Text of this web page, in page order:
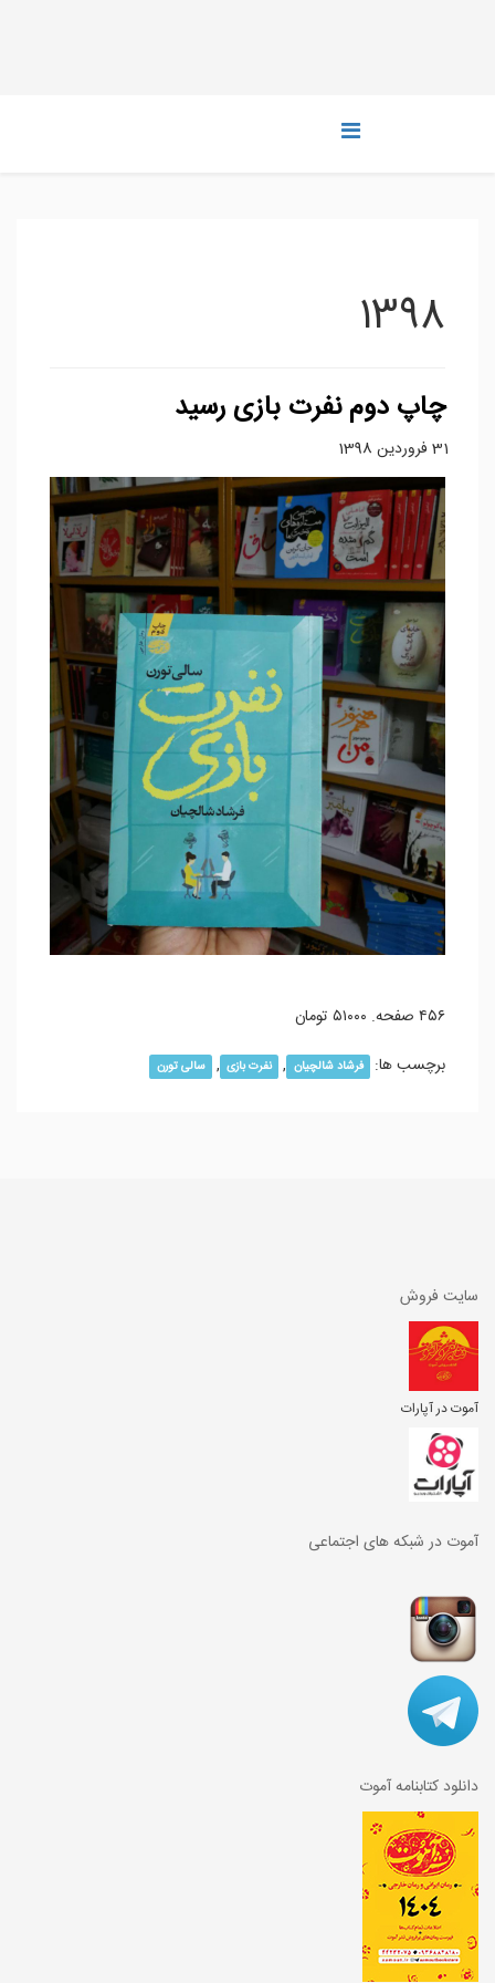
1398
چاپ دوم نفرت بازی رسید
31 فروردين 1398
۴۵۶ صفحه. ۵۱۰۰۰ تومان
برچسب ها:
فرشاد شالچیان , نفرت بازی , سالی تورن
سایت فروش
آموت در آپارات
آموت در شبکه های اجتماعی
دانلود کتابنامه آموت